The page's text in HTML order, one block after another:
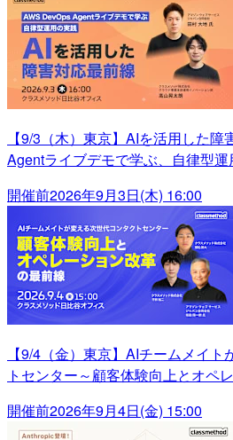
【9/3（木）東京】AIを活用した
Agentライブデモで学ぶ、自律型
開催前2026年9月3日(木) 16:00
【9/4（金）東京】AIチームメイ
トセンター～顧客体験向上とオペ
開催前2026年9月4日(金) 15:00